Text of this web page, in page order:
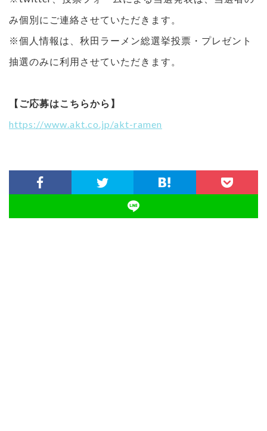
み個別にご連絡させていただきます。
※個人情報は、秋田ラーメン総選挙投票・プレゼント
抽選のみに利用させていただきます。
【ご応募はこちらから】
https://www.akt.co.jp/akt-ramen